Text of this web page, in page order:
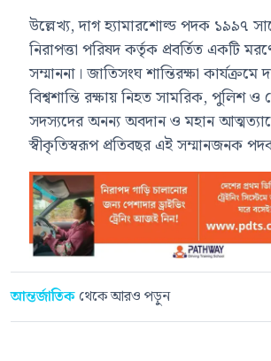
উল্লেখ্য, দাগ হ্যামারশোল্ড পদক ১৯৯৭
নিরাপত্তা পরিষদ কর্তৃক প্রবর্তিত একটি
সম্মাননা। জাতিসংঘ শান্তিরক্ষা কার্যক্রমে
বিশ্বশান্তি রক্ষায় নিহত সামরিক, পুলিশ ও
সদস্যদের অনন্য অবদান ও মহান
স্বীকৃতিস্বরূপ প্রতিবছর এই সম্মানজনক
আন্তর্জাতিক থেকে আরও পড়ুন